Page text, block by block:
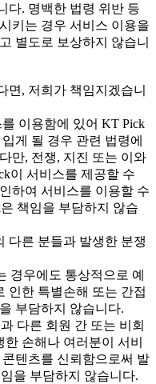
다. 명백한 법령 위반 등
키는 경우 서비스 이용을
별도로 보상하지 않습니
면, 저희가 책임지겠습니
이용함에 있어 KT Pick
게 될 경우 관련 법령에
만, 전쟁, 지진 또는 이와
이 서비스를 제공할 수
하여 서비스를 이용할 수
책임을 부담하지 않습
다른 분들과 발생한 분쟁
경우에도 통상적으로 예
인한 특별손해 또는 간접
부담하지 않습니다.
다른 회원 간 또는 비회
손해나 여러분이 서비
텐츠를 신뢰함으로써 발
을 부담하지 않습니다.